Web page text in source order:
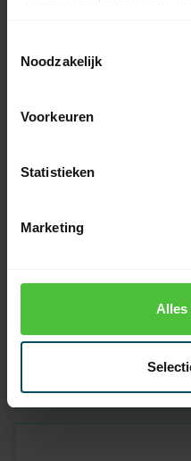
Noodzakelijk
Voorkeuren
Statistieken
Marketing
Alles
273,95